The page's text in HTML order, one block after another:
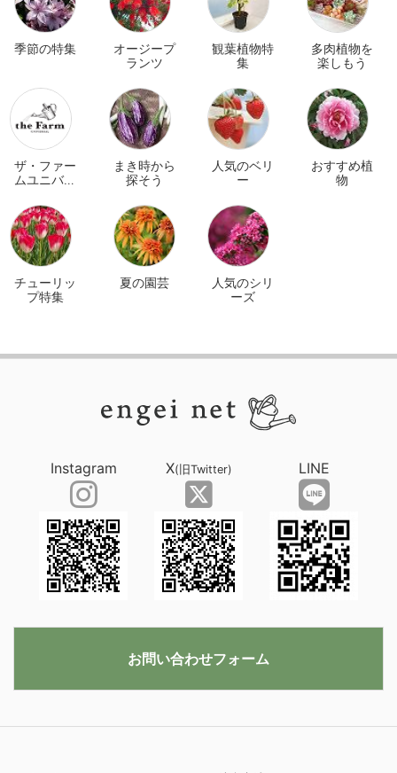
季節の特集
オージープ
ランツ
観葉植物特
集
多肉植物を
楽しもう
ザ・ファー
ムユニバー
イン
まき時から
探そう
人気のベリ
ー
おすすめ植
物
チューリッ
プ特集
夏の園芸
人気のシリ
ーズ
Instagram X(旧Twitter) LINE
お問い合わせフォーム